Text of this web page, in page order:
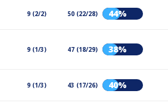
9 (2/2) 50 (22/28) 44%
9 (1/3) 47 (18/29) 38%
9 (1/3) 43 (17/26) 40%